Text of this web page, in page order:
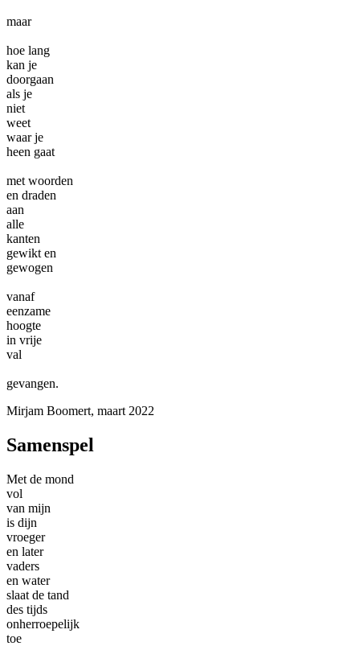
maar
hoe lang
kan je
doorgaan
als je
niet
weet
waar je
heen gaat
met woorden
en draden
aan
alle
kanten
gewikt en
gewogen
vanaf
eenzame
hoogte
in vrije
val
gevangen.
Mirjam Boomert, maart 2022
Samenspel
Met de mond
vol
van mijn
is dijn
vroeger
en later
vaders
en water
slaat de tand
des tijds
onherroepelijk
toe